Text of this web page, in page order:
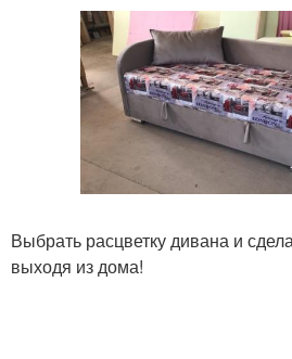
Выбрать расцветку дивана и
выходя из дома!